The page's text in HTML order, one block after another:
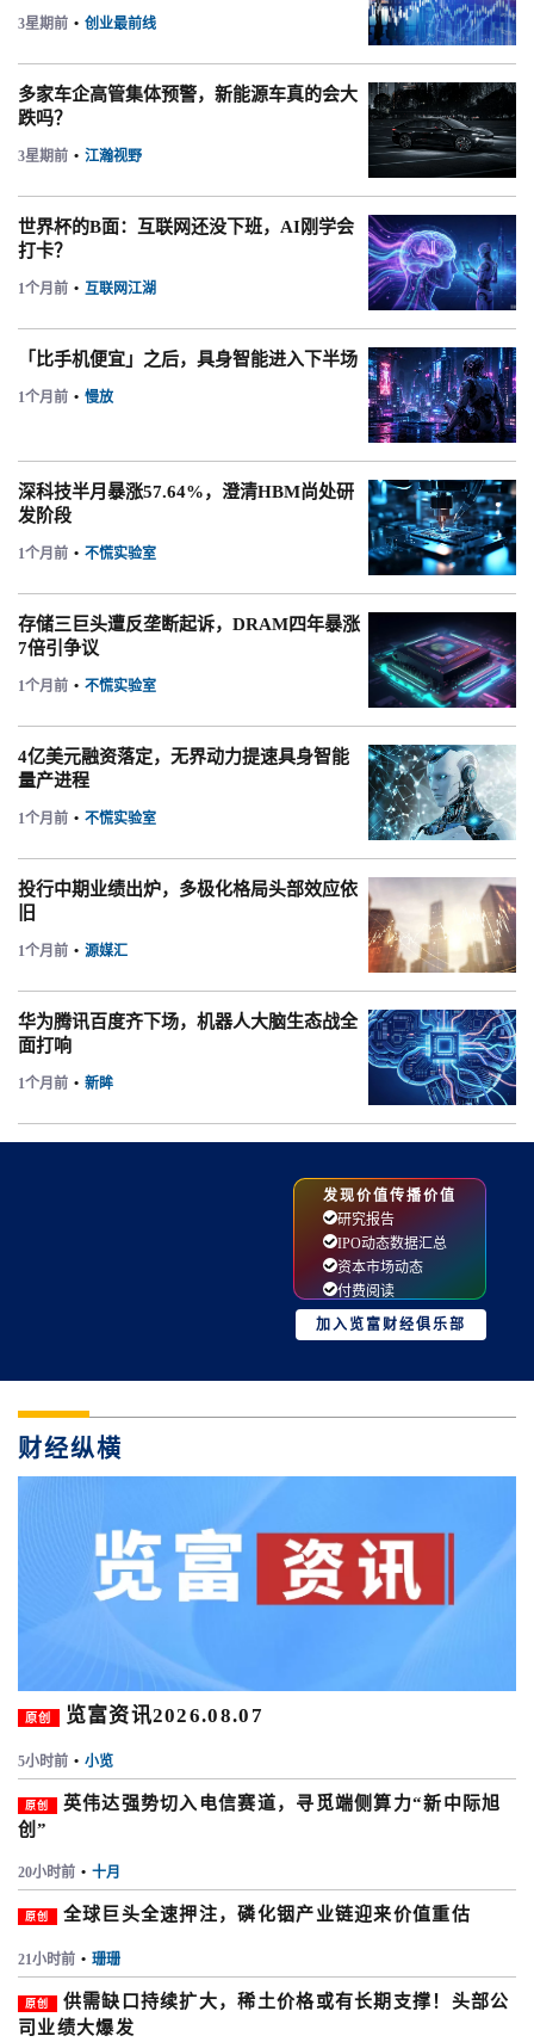
3星期前 • 创业最前线
多家车企高管集体预警，新能源车真的会大
跌吗？
3星期前 • 江瀚视野
世界杯的B面：互联网还没下班，AI刚学会
打卡？
1个月前 • 互联网江湖
「比手机便宜」之后，具身智能进入下半场
1个月前 • 慢放
深科技半月暴涨57.64%，澄清HBM尚处研
发阶段
1个月前 • 不慌实验室
存储三巨头遭反垄断起诉，DRAM四年暴涨
7倍引争议
1个月前 • 不慌实验室
4亿美元融资落定，无界动力提速具身智能
量产进程
1个月前 • 不慌实验室
投行中期业绩出炉，多极化格局头部效应依
旧
1个月前 • 源媒汇
华为腾讯百度齐下场，机器人大脑生态战全
面打响
1个月前 • 新眸
发现价值传播价值
研究报告
IPO动态数据汇总
资本市场动态
付费阅读
加入览富财经俱乐部
财经纵横
原创 览富资讯2026.08.07
5小时前 • 小览
原创
英伟达强势切入电信赛道，寻觅端侧算力“新中际旭
创”
20小时前 • 十月
原创 全球巨头全速押注，磷化铟产业链迎来价值重估
21小时前 • 珊珊
原创
供需缺口持续扩大，稀土价格或有长期支撑！头部公
司业绩大爆发